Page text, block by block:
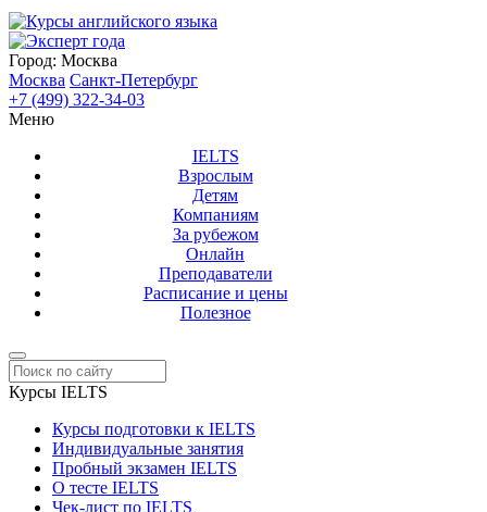
Город: Москва
Москва Санкт-Петербург
+7 (499) 322-34-03
Меню
IELTS
Взрослым
Детям
Компаниям
За рубежом
Онлайн
Преподаватели
Расписание и цены
Полезное
Курсы IELTS
Курсы подготовки к IELTS
Индивидуальные занятия
Пробный экзамен IELTS
О тесте IELTS
Чек-лист по IELTS